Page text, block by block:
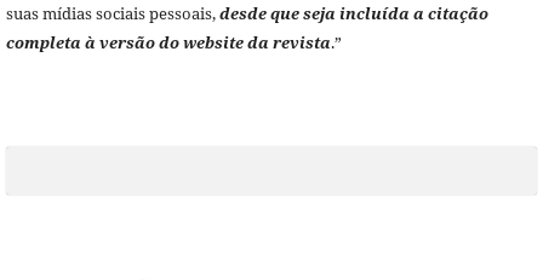
suas mídias sociais pessoais,desde que seja incluída a citação
completa à versão do website da revista.”